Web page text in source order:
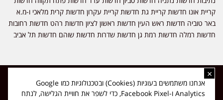
קריית אונו חדשות קריית גת חדשות קריית עקרון חדשות קרית מלאכי ו-מ.א
באר טוביה חדשות ראש העין חדשות ראשון לציון חדשות רהט חדשות רחובות
חדשות רמלה חדשות רמת גן חדשות שדרות חדשות שוהם חדשות תל אביב
כל הזכויות שמורות ל-ליזה ללוצאשווילי - חדשות אפס שמונה - דיווחים בזמן
אמת, נוסד בשנת 2019 | טל' לפרסומים 054-9759222 מייל מערכת
news08.net@gmail.com
×
אנחנו משתמשים בעוגיות (Cookies) ובטכנולוגיות כמו Google
Analytics ו-Facebook Pixel, כדי לשפר את חוויית הגלישה, לנתח